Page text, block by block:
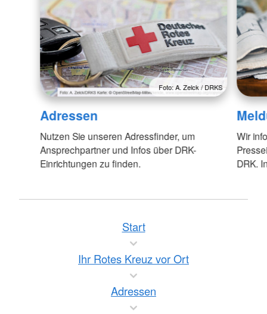
Foto: A. Zelck / DRKS
Adressen
Nutzen Sie unseren Adressfinder, um
Ansprechpartner und Infos über DRK-
Einrichtungen zu finden.
Wir
DRK.
Start
Ihr Rotes Kreuz vor Ort
Adressen